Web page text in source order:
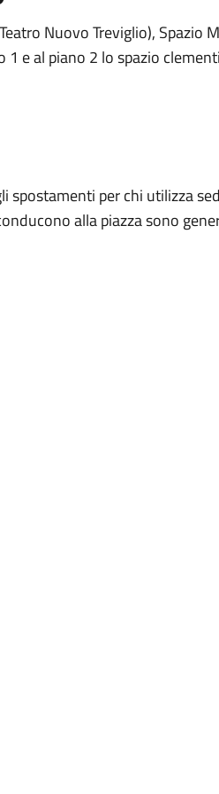
Nuovo Treviglio), Spazio
1 e al piano 2 lo spazio
spostamenti per chi utilizza
alla piazza sono